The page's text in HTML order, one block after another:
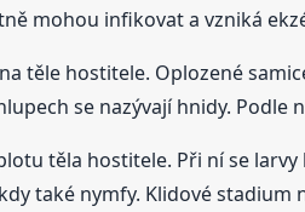
mohou infikovat a vzniká
těle hostitele. Oplozené
se nazývají hnidy. Podle
těla hostitele. Při ní se
také nymfy. Klidové